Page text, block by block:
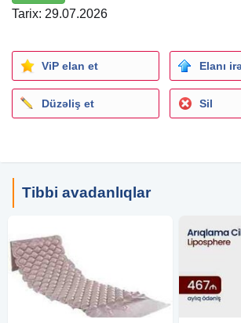
müəssisələrində iş səmərəliliyini
üçündür.
Tarix: 29.07.2026
ViP elan et Elanı
Düzəliş et Sil
Tibbi avadanlıqlar